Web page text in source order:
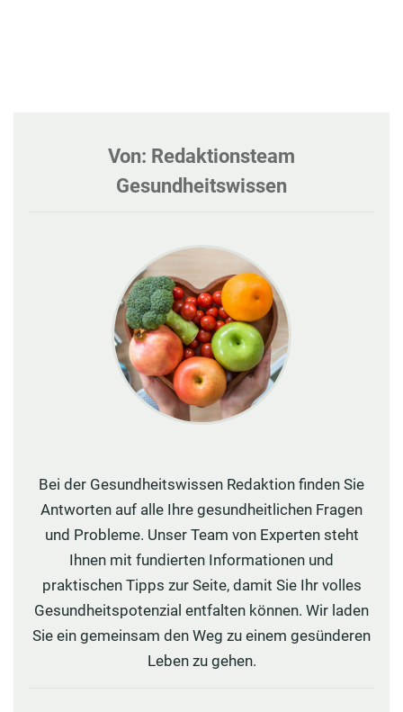
Von: Redaktionsteam
Gesundheitswissen
Bei der Gesundheitswissen Redaktion finden Sie
Antworten auf alle Ihre gesundheitlichen Fragen
und Probleme. Unser Team von Experten steht
Ihnen mit fundierten Informationen und
praktischen Tipps zur Seite, damit Sie Ihr volles
Gesundheitspotenzial entfalten können. Wir laden
Sie ein gemeinsam den Weg zu einem gesünderen
Leben zu gehen.